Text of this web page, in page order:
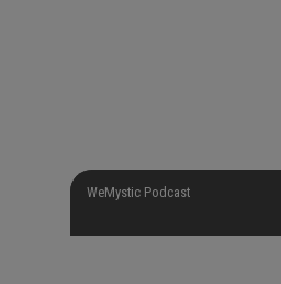
WeMystic Podcast
WeMystic Podcast